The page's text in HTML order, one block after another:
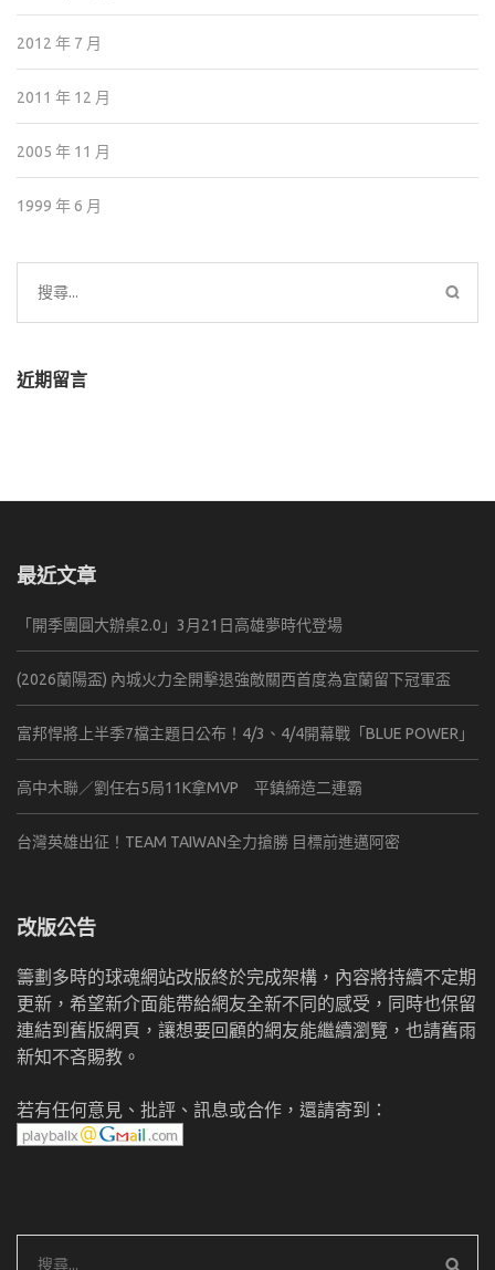
2012 年 7 月
2011 年 12 月
2005 年 11 月
1999 年 6 月
搜
尋
鍵
近期留言
最近文章
「開季團圓大辦桌2.0」3月21日高雄夢時代登場
(2026蘭陽盃) 內城火力全開擊退強敵關西首度為宜蘭留下冠軍盃
富邦悍將上半季7檔主題日公布！4/3、4/4開幕戰「BLUE POWER」
高中木聯／劉任右5局11K拿MVP 平鎮締造二連霸
台灣英雄出征！TEAM TAIWAN全力搶勝 目標前進邁阿密
改版公告
籌劃多時的球魂網站改版終於完成架構，內容將持續不定期
更新，希望新介面能帶給網友全新不同的感受，同時也保留
連結到舊版網頁，讓想要回顧的網友能繼續瀏覽，也請舊雨
新知不吝賜教。
若有任何意見、批評、訊息或合作，還請寄到：
搜